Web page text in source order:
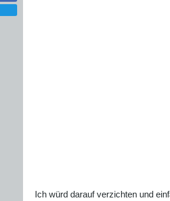
Ich würd darauf verzichten und